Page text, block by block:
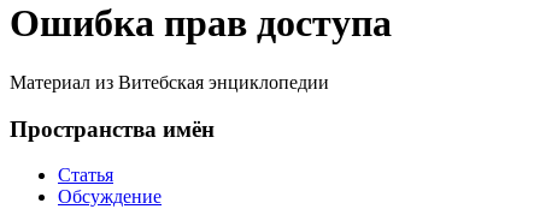
Ошибка прав доступа
Материал из Витебская энциклопедии
Пространства имён
Статья
Обсуждение